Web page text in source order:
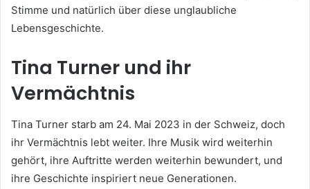
Stimme und natürlich über diese unglaubliche
Lebensgeschichte.
Tina Turner und ihr
Vermächtnis
Tina Turner starb am 24. Mai 2023 in der Schweiz, doch
ihr Vermächtnis lebt weiter. Ihre Musik wird weiterhin
gehört, ihre Auftritte werden weiterhin bewundert, und
ihre Geschichte inspiriert neue Generationen.